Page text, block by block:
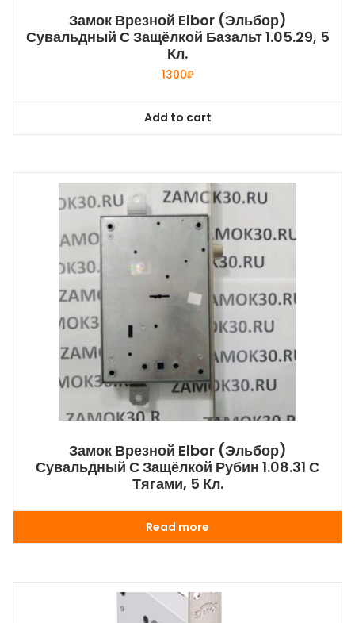
Замок Врезной Elbor (Эльбор)
Сувальдный С Защёлкой Базальт 1.05.29, 5
Кл.
1300₽
Add to cart
Замок Врезной Elbor (Эльбор)
Сувальдный С Защёлкой Рубин 1.08.31 С
Тягами, 5 Кл.
Read more